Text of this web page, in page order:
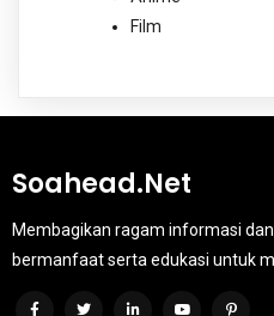
Film
Soahead.net
Membagikan ragam informasi
bermanfaat serta edukasi untuk